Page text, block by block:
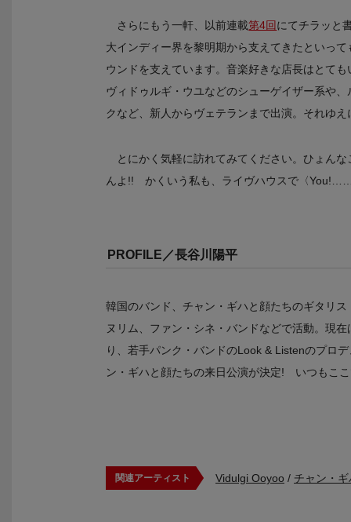
さらにもう一軒、以前連載第4回 にてチラッと
大インディー界を黎明期から支えてきたといっ
ウンドを支えています。音楽好きな店長はとて
ヴィドゥルギ・ウユなどのシューゲイザー系や
クなど、新人からヴェテランまで出演。それゆ
とにかく気軽に訪れてみてください。ひょん
んよ!! かくいう私も、ライヴハウスで〈
PROFILE／長谷川陽平
韓国のバンド、チャン・ギハと顔たちのギタリ
ヌリム、ファン・シネ・バンドなどで活動。現
り、若手パンク・バンドのLook & Listenのプロ
ン・ギハと顔たちの来日公演が決定! いつもこ
関連アーティスト Vidulgi Ooyoo / チャン・